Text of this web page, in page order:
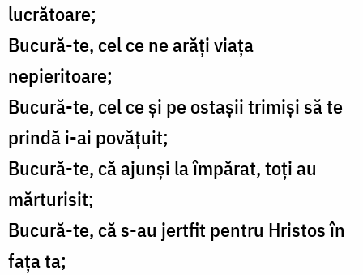
lucrătoare;
Bucură-te, cel ce ne arăți viața
nepieritoare;
Bucură-te, cel ce și pe ostașii trimiși să te
prindă i-ai povățuit;
Bucură-te, că ajunși la împărat, toți au
mărturisit;
Bucură-te, că s-au jertfit pentru Hristos în
fața ta;